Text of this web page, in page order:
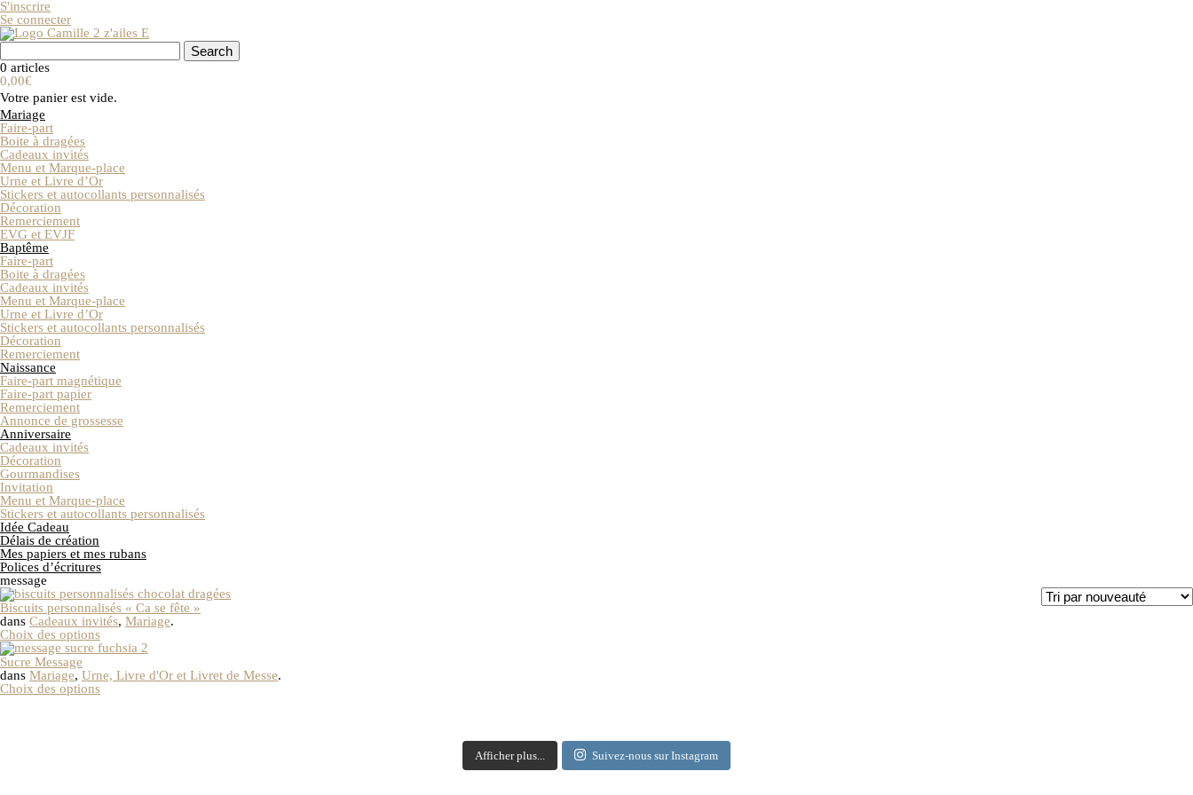
S'inscrire
Se connecter
0 articles
0,00€
Votre panier est vide.
Mariage
Faire-part
Boite à dragées
Cadeaux invités
Menu et Marque-place
Urne et Livre d’Or
Stickers et autocollants personnalisés
Décoration
Remerciement
EVG et EVJF
Baptême
Faire-part
Boite à dragées
Cadeaux invités
Menu et Marque-place
Urne et Livre d’Or
Stickers et autocollants personnalisés
Décoration
Remerciement
Naissance
Faire-part magnétique
Faire-part papier
Remerciement
Annonce de grossesse
Anniversaire
Cadeaux invités
Décoration
Gourmandises
Invitation
Menu et Marque-place
Stickers et autocollants personnalisés
Idée Cadeau
Délais de création
Mes papiers et mes rubans
Polices d’écritures
message
Biscuits personnalisés « Ca se fête »
dans Cadeaux invités, Mariage.
Choix des options
Sucre Message
dans Mariage, Urne, Livre d'Or et Livret de Messe.
Choix des options
Afficher plus... Suivez-nous sur Instagram